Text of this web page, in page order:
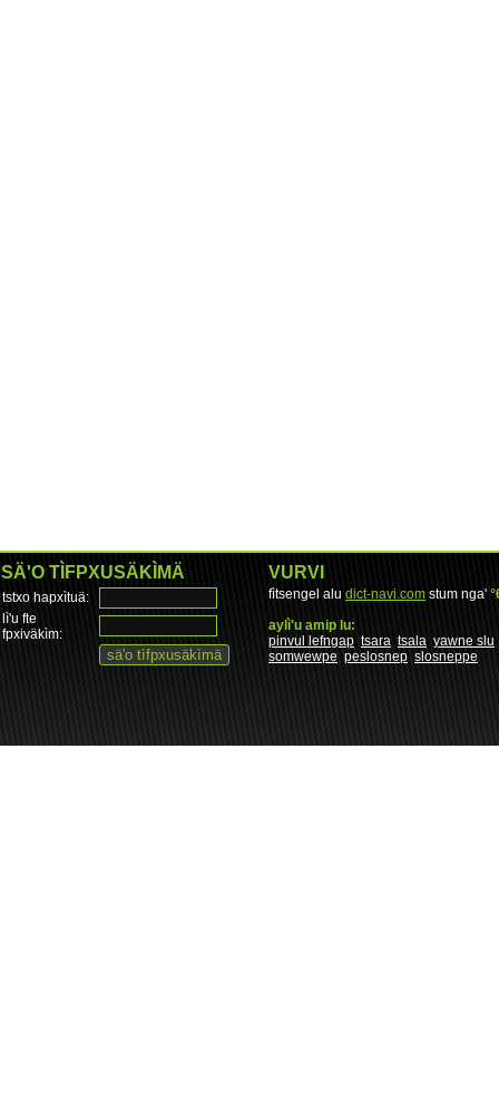
SÄ'O TÌFPXUSÄKÌMÄ
tstxo hapxìtuä:
lì'u fte
fpxiväkìm:
VURVI
fìtsengel alu dict-navi.com stum nga'
aylì'u amip lu:
pinvul lefngap tsara tsala yawne slu
somwewpe peslosnep slosneppe